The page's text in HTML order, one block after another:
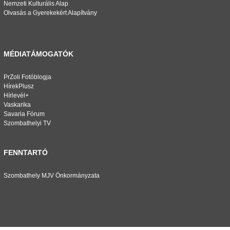
Nemzeti Kulturális Alap
Olvasás a Gyerekekért Alapítvány
MÉDIATÁMOGATÓK
PrZoli Fotóblogja
HírekPlusz
Hírlevél+
Vaskarika
Savaria Fórum
Szombathelyi TV
FENNTARTÓ
Szombathely MJV Önkormányzata